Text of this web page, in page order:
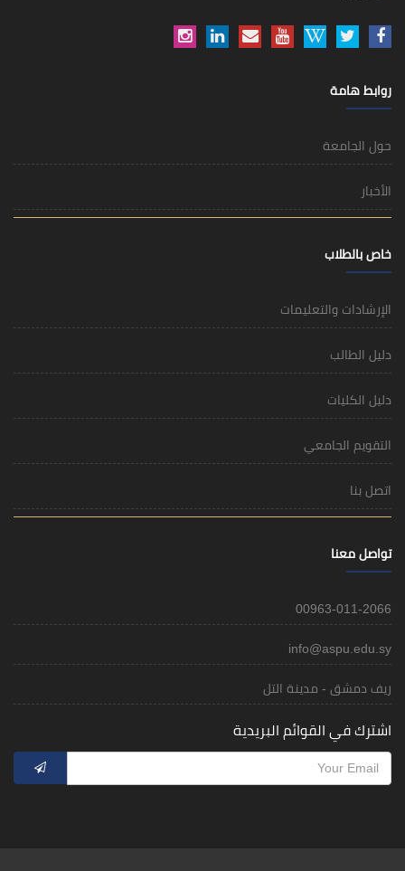
روابط هامة
حول الجامعة
الأخبار
خاص بالطلاب
الإرشادات والتعليمات
دليل الطالب
دليل الكليات
التقويم الجامعي
اتصل بنا
تواصل معنا
00963-011-2066
info@aspu.edu.sy
ريف دمشق - مدينة التل
اشترك في القوائم البريدية